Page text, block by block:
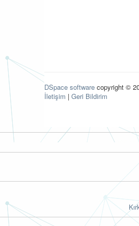
DSpace software copyright ©
İletişim | Geri Bildirim